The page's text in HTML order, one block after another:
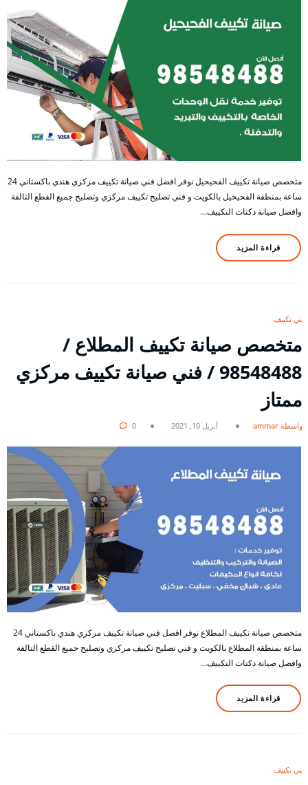
متخصص صيانة تكييف الفحيحيل نوفر افضل فني صيانة تكييف مركزي هندي باكستاني 24
ساعة بمنطقة الفحيحيل بالكويت و فني تصليح تكييف مركزي وتصليح جميع القطع التالفة
وافضل صيانة دكتات التكييف…
قراءة المزيد
فني تكييف
متخصص صيانة تكييف المطلاع /
98548488 / فني صيانة تكييف مركزي
ممتاز
بواسطة ammar أبريل 10, 2021 0
متخصص صيانة تكييف المطلاع نوفر افضل فني صيانة تكييف مركزي هندي باكستاني 24
ساعة بمنطقة المطلاع بالكويت و فني تصليح تكييف مركزي وتصليح جميع القطع التالفة
وافضل صيانة دكتات التكييف…
قراءة المزيد
فني تكييف